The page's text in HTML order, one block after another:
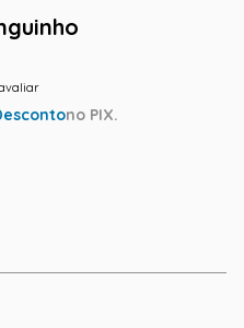
no PIX.